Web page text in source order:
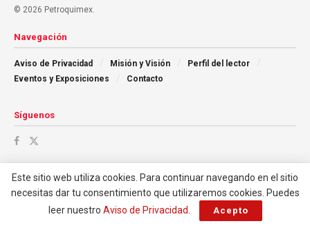
© 2026 Petroquimex.
Navegación
Aviso de Privacidad Misión y Visión
Perfil del lector
Eventos y Exposiciones
Contacto
Síguenos
Este sitio web utiliza cookies. Para continuar navegando en el sitio
necesitas dar tu consentimiento que utilizaremos cookies. Puedes
leer nuestro Aviso de Privacidad Acepto